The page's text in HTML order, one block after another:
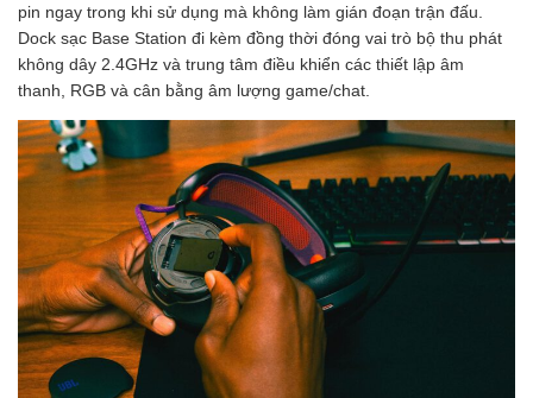
pin ngay trong khi sử dụng mà không làm gián đoạn trận đấu.
Dock sạc Base Station đi kèm đồng thời đóng vai trò bộ thu phát
không dây 2.4GHz và trung tâm điều khiển các thiết lập âm
thanh, RGB và cân bằng âm lượng game/chat.